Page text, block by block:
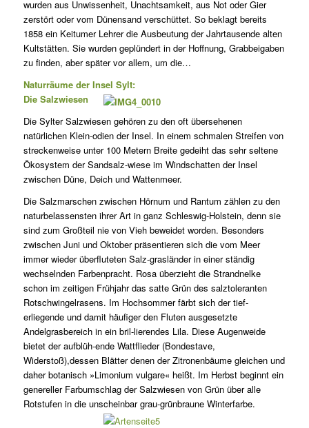
wurden aus Unwissenheit, Unachtsamkeit, aus Not oder Gier
zerstört oder vom Dünensand verschüttet. So beklagt bereits
1858 ein Keitumer Lehrer die Ausbeutung der Jahrtausende alten
Kultstätten. Sie wurden geplündert in der Hoffnung, Grabbeigaben
zu finden, aber später vor allem, um die…
Naturräume der Insel Sylt:
Die Salzwiesen
Die Sylter Salzwiesen gehören zu den oft übersehenen
natürlichen Klein-odien der Insel. In einem schmalen Streifen von
streckenweise unter 100 Metern Breite gedeiht das sehr seltene
Ökosystem der Sandsalz-wiese im Windschatten der Insel
zwischen Düne, Deich und Wattenmeer.
Die Salzmarschen zwischen Hörnum und Rantum zählen zu den
naturbelassensten ihrer Art in ganz Schleswig-Holstein, denn sie
sind zum Großteil nie von Vieh beweidet worden. Besonders
zwischen Juni und Oktober präsentieren sich die vom Meer
immer wieder überfluteten Salz-grasländer in einer ständig
wechselnden Farbenpracht. Rosa überzieht die Strandnelke
schon im zeitigen Frühjahr das satte Grün des salztoleranten
Rotschwingelrasens. Im Hochsommer färbt sich der tief-
erliegende und damit häufiger den Fluten ausgesetzte
Andelgrasbereich in ein bril-lierendes Lila. Diese Augenweide
bietet der aufblüh-ende Wattflieder (Bondestave,
Widerstoß),dessen Blätter denen der Zitronenbäume gleichen und
daher botanisch »Limonium vulgare« heißt. Im Herbst beginnt ein
genereller Farbumschlag der Salzwiesen von Grün über alle
Rotstufen in die unscheinbar grau-grünbraune Winterfarbe.